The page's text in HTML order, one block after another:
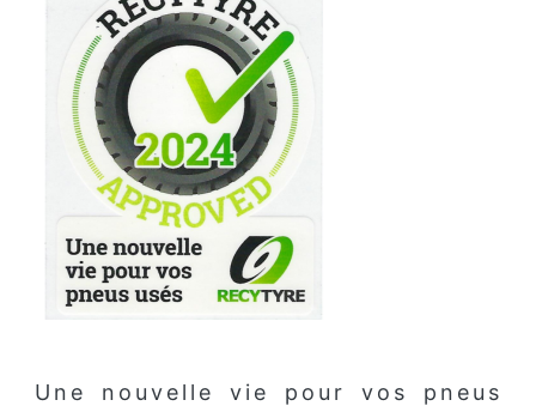
Une nouvelle vie pour vos pneus